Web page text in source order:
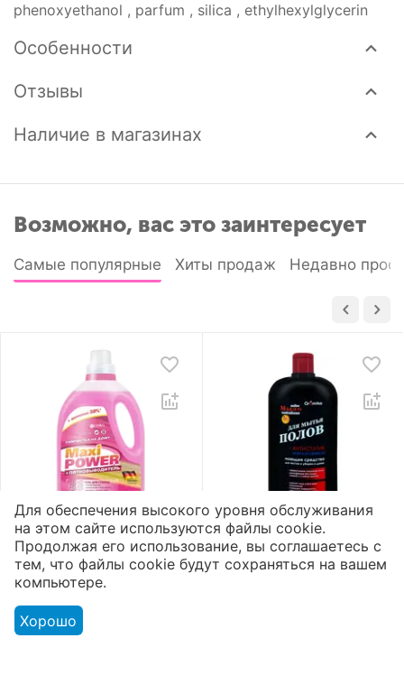
phenoxyethanol , parfum , silica , ethylhexylglycerin
Особенности
Отзывы
Наличие в магазинах
Возможно, вас это заинтересует
Самые популярные Хиты продаж Недавно
Гель для стирки «Maxi
Power»
Пятновыводитель
3300 мл
5 2
Доступно:
5012₸
Жидкое мыло для
полов «Aromika» 72%
Морская свежесть
Для обеспечения высокого уровня обслуживания
на этом сайте используются файлы cookie.
Продолжая его использование, вы соглашаетесь с
тем, что файлы cookie будут сохраняться на вашем
компьютере.
Хорошо